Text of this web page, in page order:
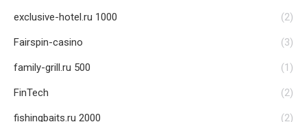
exclusive-hotel.ru 1000 (2)
Fairspin-casino (3)
family-grill.ru 500 (1)
FinTech (2)
fishingbaits.ru 2000 (2)